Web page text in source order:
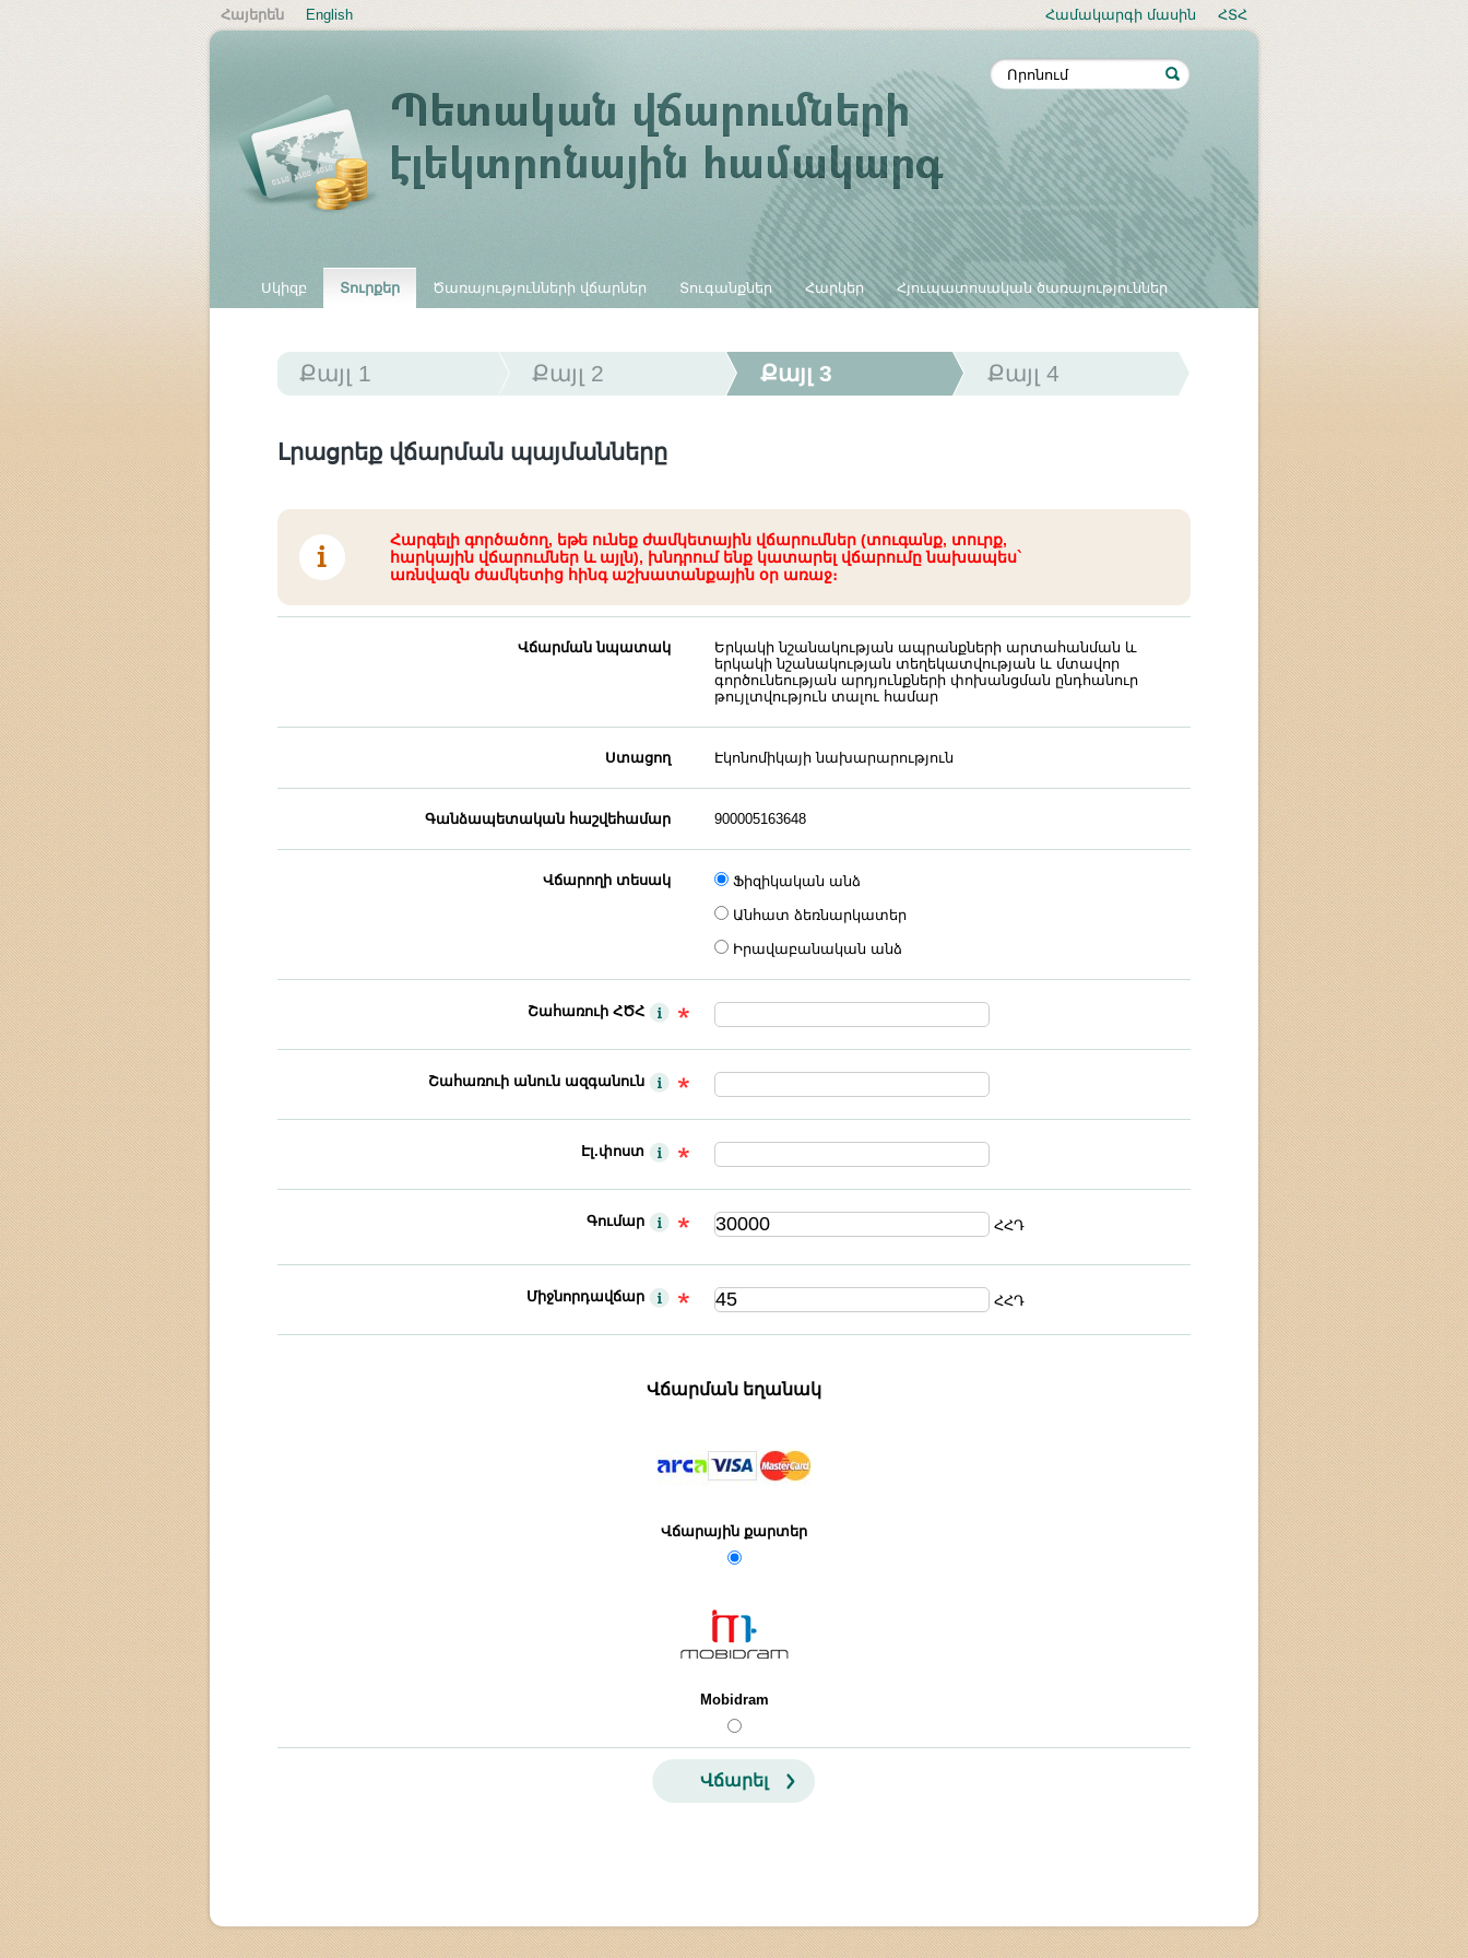
Հայերեն English Համակարգի մասին ՀՏՀ
Սկիզբ Տուրքեր Ծառայությունների վճարներ Տուգանքներ Հարկեր Հյուպատոսական ծառայություններ
Քայլ 1 Քայլ 2 Քայլ 3 Քայլ 4
Լրացրեք վճարման պայմանները
Հարգելի գործածող, եթե ունեք ժամկետային վճարումներ (տուգանք, տուրք,
հարկային վճարումներ և այլն), խնդրում ենք կատարել վճարումը նախապես`
առնվազն ժամկետից հինգ աշխատանքային օր առաջ։
Վճարման նպատակ
Երկակի նշանակության ապրանքների արտահանման և
երկակի նշանակության տեղեկատվության և մտավոր
գործունեության արդյունքների փոխանցման ընդհանուր
թույլտվություն տալու համար
Ստացող Էկոնոմիկայի նախարարություն
Գանձապետական հաշվեհամար 900005163648
Վճարողի տեսակ Ֆիզիկական անձ
Անհատ ձեռնարկատեր
Իրավաբանական անձ
Շահառուի ՀԾՀ
Շահառուի անուն ազգանուն
Էլ.փոստ
Գումար ՀՀԴ
Միջնորդավճար ՀՀԴ
Վճարման եղանակ
Վճարային քարտեր
Mobidram
Վճարել